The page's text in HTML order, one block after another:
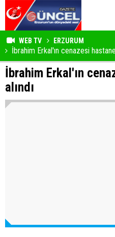
WEB TV ERZURUM
İbrahim Erkal'ın cenazesi
İbrahim Erkal'ın
alındı